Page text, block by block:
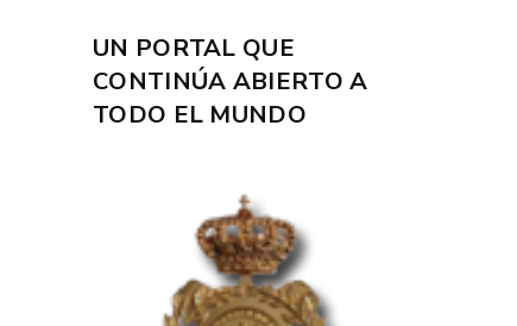
UN PORTAL QUE
CONTINÚA ABIERTO A
TODO EL MUNDO